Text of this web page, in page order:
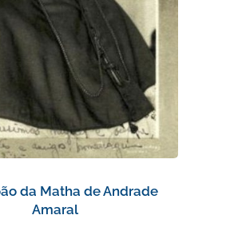
da Matha de Andrade
Amaral